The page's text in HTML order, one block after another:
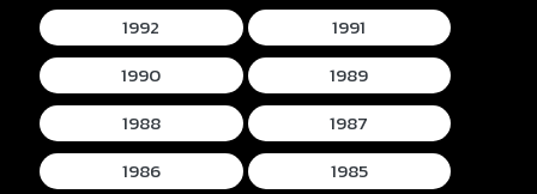
1992
1991
1990
1989
1988
1987
1986
1985